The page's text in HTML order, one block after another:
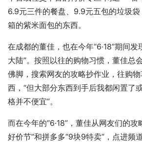
6.9元三件的餐盘、9.9元五包的垃圾
箱的紫米面包的东西。
在成都的董佳，也在今年“6·18”期间发
大陆”。按照以往的购物习惯，董佳总
佛脚，搜索网友的攻略抄作业，往购
西，“但大部分东西到手后我都闲置了
格并不便宜”。
而在今年的“6·18”，董佳从网友们的攻
好价节”和拼多多“9块9特卖”，点进频